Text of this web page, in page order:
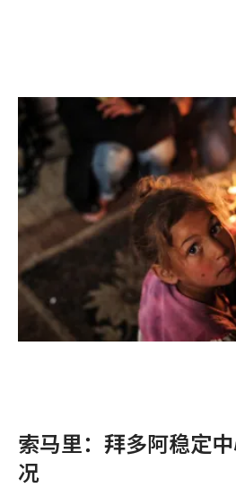
索马里：拜多阿稳定
况